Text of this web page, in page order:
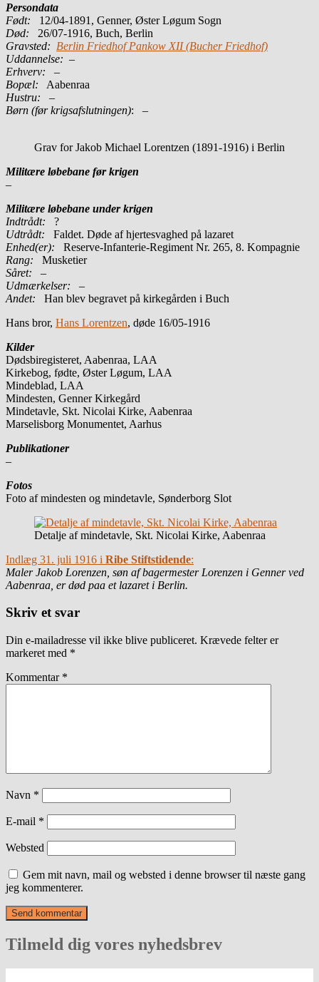
Persondata
Født: 12/04-1891, Genner, Øster Løgum Sogn
Død: 26/07-1916, Buch, Berlin
Gravsted: Berlin Friedhof Pankow XII (Bucher Friedhof)
Uddannelse: –
Erhverv: –
Bopæl: Aabenraa
Hustru: –
Børn (før krigsafslutningen): –
Grav for Jakob Michael Lorentzen (1891-1916) i Berlin
Militære løbebane før krigen
–
Militære løbebane under krigen
Indtrådt: ?
Udtrådt: Faldet. Døde af hjertesvaghed på lazaret
Enhed(er):
Reserve-Infanterie-Regiment Nr. 265, 8. Kompagnie
Rang:
Musketier
Såret: –
Udmærkelser: –
Andet: Han blev begravet på kirkegården i Buch
Hans bror, Hans Lorentzen, døde 16/05-1916
Kilder
Dødsbiregisteret, Aabenraa, LAA
Kirkebog, fødte, Øster Løgum, LAA
Mindeblad, LAA
Mindesten, Genner Kirkegård
Mindetavle, Skt. Nicolai Kirke, Aabenraa
Marselisborg Monumentet, Aarhus
Publikationer
–
Fotos
Foto af mindesten og mindetavle, Sønderborg Slot
Detalje af mindetavle, Skt. Nicolai Kirke, Aabenraa
Indlæg 31. juli 1916 i Ribe Stiftstidende:
Maler Jakob Lorenzen, søn af bagermester Lorenzen i Genner ved
Aabenraa, er død paa et lazaret i Berlin.
Skriv et svar
Din e-mailadresse vil ikke blive publiceret. Krævede felter er
markeret med *
Kommentar *
Navn *
E-mail *
Websted
Gem mit navn, mail og websted i denne browser til næste gang
jeg kommenterer.
Tilmeld dig vores nyhedsbrev